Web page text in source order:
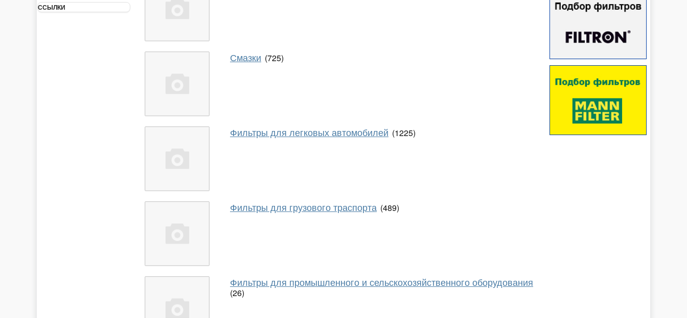
ССЫЛКИ
Смазки (725)
Фильтры для легковых автомобилей (1225)
Фильтры для грузового траспорта (489)
Фильтры для промышленного и сельскохозяйственного оборудования
(26)